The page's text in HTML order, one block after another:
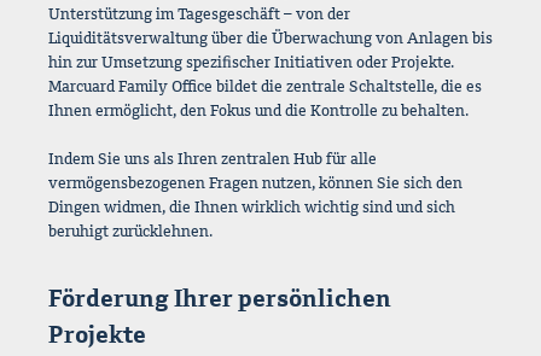
Unterstützung im Tagesgeschäft – von der
Liquiditätsverwaltung über die Überwachung von Anlagen bis
hin zur Umsetzung spezifischer Initiativen oder Projekte.
Marcuard Family Office bildet die zentrale Schaltstelle, die es
Ihnen ermöglicht, den Fokus und die Kontrolle zu behalten.
Indem Sie uns als Ihren zentralen Hub für alle
vermögensbezogenen Fragen nutzen, können Sie sich den
Dingen widmen, die Ihnen wirklich wichtig sind und sich
beruhigt zurücklehnen.
Förderung Ihrer persönlichen
Projekte